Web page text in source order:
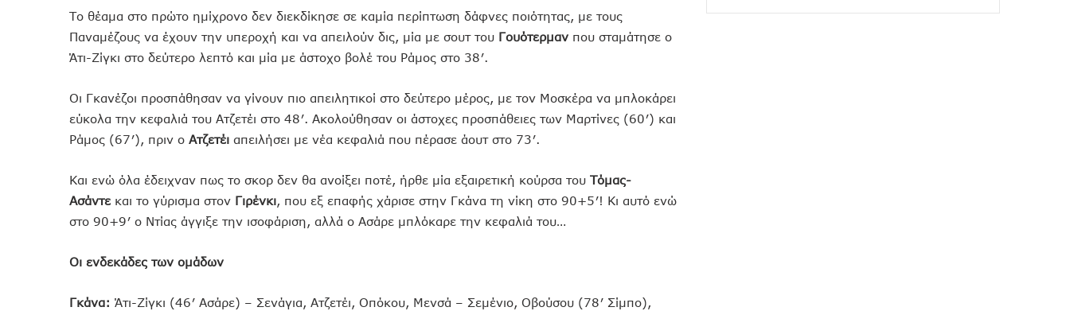
Το θέαμα στο πρώτο ημίχρονο δεν διεκδίκησε σε καμία περίπτωση δάφνες ποιότητας, με τους
Παναμέζους να έχουν την υπεροχή και να απειλούν δις, μία με σουτ του Γουότερμαν που σταμάτησε ο
Άτι-Ζίγκι στο δεύτερο λεπτό και μία με άστοχο βολέ του Ράμος στο 38′.
Οι Γκανέζοι προσπάθησαν να γίνουν πιο απειλητικοί στο δεύτερο μέρος, με τον Μοσκέρα να μπλοκάρει
εύκολα την κεφαλιά του Ατζετέι στο 48′. Ακολούθησαν οι άστοχες προσπάθειες των Μαρτίνες (60′) και
Ράμος (67′), πριν ο Ατζετέι απειλήσει με νέα κεφαλιά που πέρασε άουτ στο 73′.
Και ενώ όλα έδειχναν πως το σκορ δεν θα ανοίξει ποτέ, ήρθε μία εξαιρετική κούρσα του Τόμας-
Ασάντε και το γύρισμα στον Γιρένκι, που εξ επαφής χάρισε στην Γκάνα τη νίκη στο 90+5′! Κι αυτό ενώ
στο 90+9′ ο Ντίας άγγιξε την ισοφάριση, αλλά ο Ασάρε μπλόκαρε την κεφαλιά του…
Οι ενδεκάδες των ομάδων
Γκάνα: Άτι-Ζίγκι (46′ Ασάρε) – Σενάγια, Ατζετέι, Οπόκου, Μενσά – Σεμένιο, Οβούσου (78′ Σίμπο),